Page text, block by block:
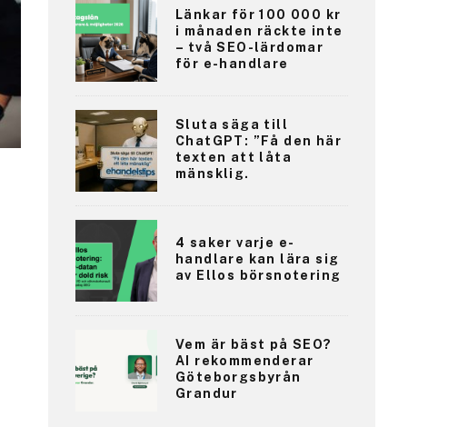
Länkar för 100 000 kr
i månaden räckte inte
– två SEO-lärdomar
för e-handlare
Sluta säga till
ChatGPT: ”Få den här
texten att låta
mänsklig.
4 saker varje e-
handlare kan lära sig
av Ellos börsnotering
Vem är bäst på SEO?
AI rekommenderar
Göteborgsbyrån
Grandur